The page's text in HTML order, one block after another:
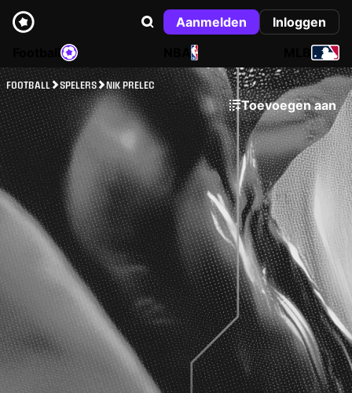
Aanmelden
Inloggen
NBA
FOOTBALL SPELERS NIK PRELEC
Toevoegen aan